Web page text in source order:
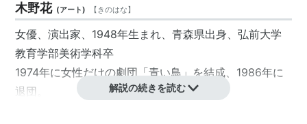
木野花 (アート) 【きのはな】
女優、演出家、1948年生まれ、青森県出身、弘前大学
教育学部美術学科卒
1974年に女性だけの劇団「青い鳥」を結成、1986年に
退団。
解説の続きを読む